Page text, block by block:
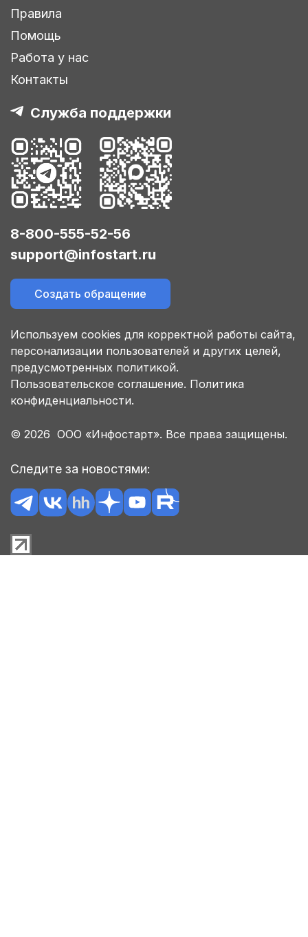
Правила
Помощь
Работа у нас
Контакты
Служба поддержки
8-800-555-52-56
support@infostart.ru
Создать обращение
Используем cookies для корректной работы сайта,
персонализации пользователей и других целей,
предусмотренных политикой.
Пользовательское соглашение. Политика
конфиденциальности.
© 2026 ООО «Инфостарт». Все права защищены.
Следите за новостями: